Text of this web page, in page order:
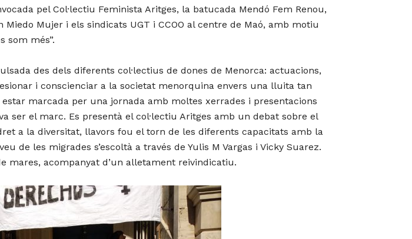
pel Col·lectiu Feminista Aritges, la batucada Mendó Fem Renou,
Mujer i els sindicats UGT i CCOO al centre de Maó, amb motiu
som més”.
des dels diferents col·lectius de dones de Menorca: actuacions,
i conscienciar a la societat menorquina envers una lluita tan
marcada per una jornada amb moltes xerrades i presentacions
ser el marc. Es presentà el col·lectiu Aritges amb un debat sobre el
a la diversitat, llavors fou el torn de les diferents capacitats amb la
de les migrades s’escoltà a través de Yulis M Vargas i Vicky Suarez.
mares, acompanyat d’un alletament reivindicatiu.